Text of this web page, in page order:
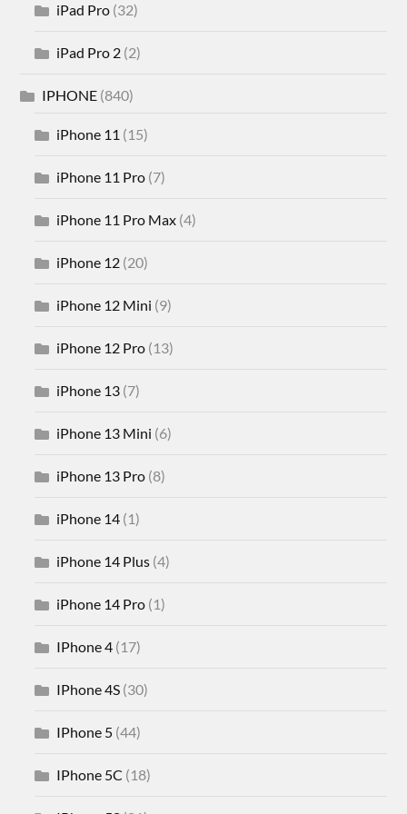
iPad Pro (32)
iPad Pro 2 (2)
IPHONE (840)
iPhone 11 (15)
iPhone 11 Pro (7)
iPhone 11 Pro Max (4)
iPhone 12 (20)
iPhone 12 Mini (9)
iPhone 12 Pro (13)
iPhone 13 (7)
iPhone 13 Mini (6)
iPhone 13 Pro (8)
iPhone 14 (1)
iPhone 14 Plus (4)
iPhone 14 Pro (1)
IPhone 4 (17)
IPhone 4S (30)
IPhone 5 (44)
IPhone 5C (18)